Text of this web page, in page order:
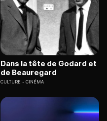
Dans la tête de Godard et
de Beauregard
CULTURE CINÉMA